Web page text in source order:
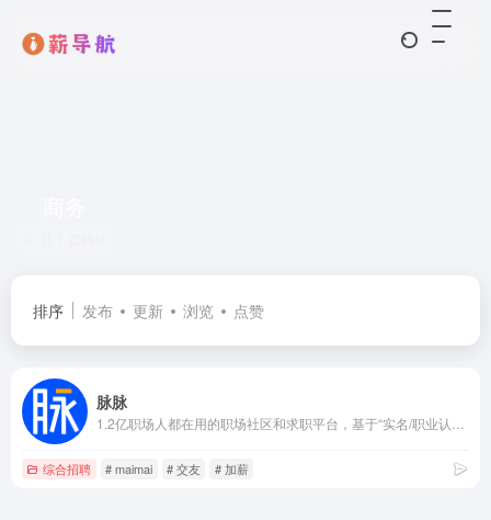
排序 发布 更新 浏览 点赞
脉脉
综合招聘 # maimai # 交友 # 加薪